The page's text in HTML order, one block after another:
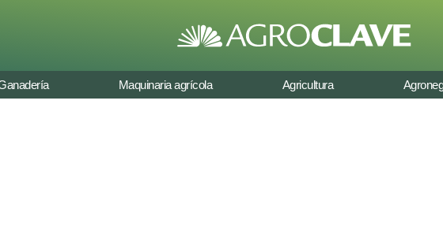
Maquinaria agrícola Agricultura